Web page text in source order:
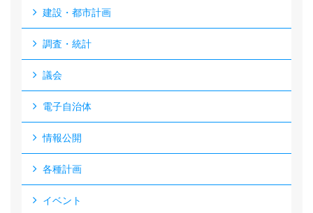
建設・都市計画
調査・統計
議会
電子自治体
情報公開
各種計画
イベント